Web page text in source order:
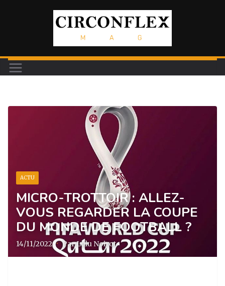
ACTU
MICRO-TROTTOIR : ALLEZ-
VOUS REGARDER LA COUPE
DU MONDE DE FOOTBALL ?
14/11/2022 · Par Lulu Noirot